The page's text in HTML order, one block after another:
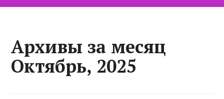
Архивы за месяц
Октябрь, 2025